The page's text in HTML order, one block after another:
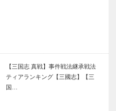
【三国志 真戦】事件戦法継承戦法
ティアランキング【三國志】【三
国…